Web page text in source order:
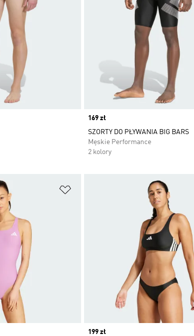
Price
169 zł
SZORTY DO PŁYWANIA BIG BARS
Męskie Performance
2 kolory
Price
199 zł